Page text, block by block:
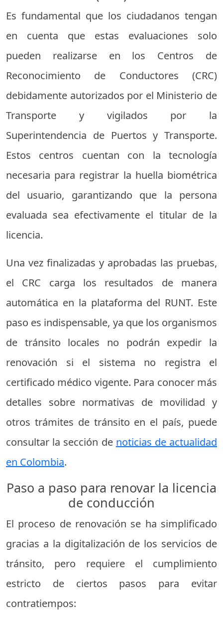
Es fundamental que los ciudadanos tengan
en cuenta que estas evaluaciones solo
pueden realizarse en los Centros de
Reconocimiento de Conductores (CRC)
debidamente autorizados por el Ministerio de
Transporte y vigilados por la
Superintendencia de Puertos y Transporte.
Estos centros cuentan con la tecnología
necesaria para registrar la huella biométrica
del usuario, garantizando que la persona
evaluada sea efectivamente el titular de la
licencia.
Una vez finalizadas y aprobadas las pruebas,
el CRC carga los resultados de manera
automática en la plataforma del RUNT. Este
paso es indispensable, ya que los organismos
de tránsito locales no podrán expedir la
renovación si el sistema no registra el
certificado médico vigente. Para conocer más
detalles sobre normativas de movilidad y
otros trámites de tránsito en el país, puede
consultar la sección de noticias de actualidad
en Colombia.
Paso a paso para renovar la licencia
de conducción
El proceso de renovación se ha simplificado
gracias a la digitalización de los servicios de
tránsito, pero requiere el cumplimiento
estricto de ciertos pasos para evitar
contratiempos: